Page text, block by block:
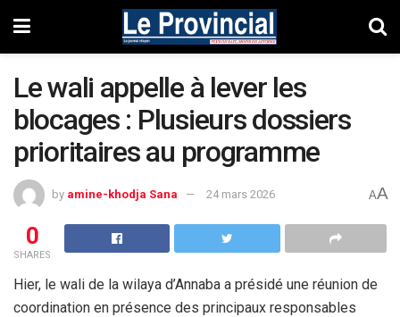
Le wali appelle à lever les
blocages : Plusieurs dossiers
prioritaires au programme
by amine-khodja Sana 24 mars 2026 AA
0
SHARES
Hier, le wali de la wilaya d’Annaba a présidé une réunion de
coordination en présence des principaux responsables